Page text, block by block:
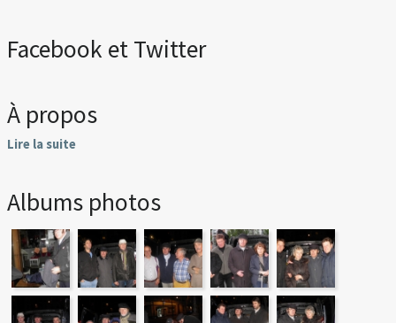
Facebook et Twitter
À propos
Lire la suite
Albums photos